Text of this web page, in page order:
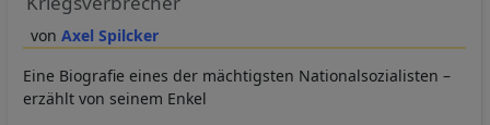
Axel Spilcker
Eine Biografie eines der mächtigsten Nationalsozialisten –
erzählt von seinem Enkel